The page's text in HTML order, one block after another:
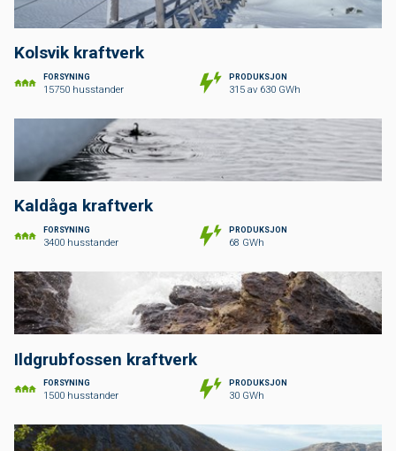
Kolsvik kraftverk
FORSYNING
15750 husstander
PRODUKSJON
315 av 630 GWh
Kaldåga kraftverk
FORSYNING
3400 husstander
PRODUKSJON
68 GWh
Ildgrubfossen kraftverk
FORSYNING
1500 husstander
PRODUKSJON
30 GWh